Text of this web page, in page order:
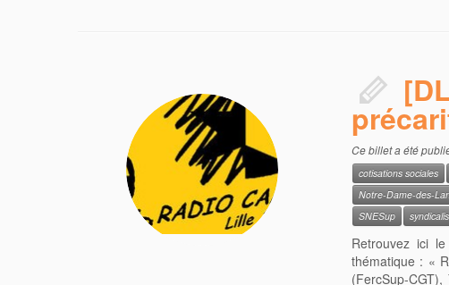
Ce billet a été
cotisations sociales
Notre-Dame-des-
SNESup
Retrouvez ici
thématique : «
(FercSup-